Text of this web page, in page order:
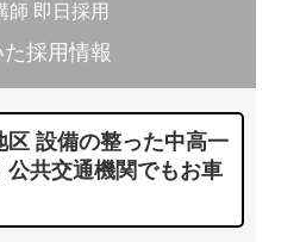
師 即日採用
採用情報
区 設備の整った中高一
公共交通機関でもお車